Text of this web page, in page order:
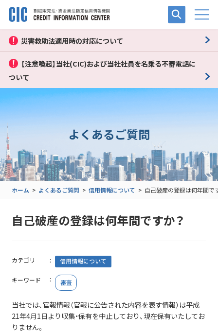
災害救助法適用時の対応について
【注意喚起】当社(CIC)および当社社員を名乗る不審電話に
ついて
よくあるご質問
ホーム > よくあるご質問 > 信用情報について > 自己破産の登録は何年間で
自己破産の登録は何年間ですか？
カテゴリ 信用情報について
キーワード 審査
当社では、官報情報（官報に公告された内容を表す情報）は平成
21年4月1日より収集・保有を中止しており、現在保有いたしてお
りません。